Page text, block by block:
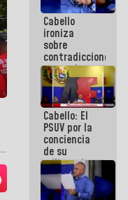
por que no
sabemos si
la semana
que viene
hay
programa
Cabello
ironiza
sobre
contradicciones
y mentiras
de María
Machado:
¡Créanle!
Cabello: El
PSUV por la
conciencia
de su
militancia
es la
organización